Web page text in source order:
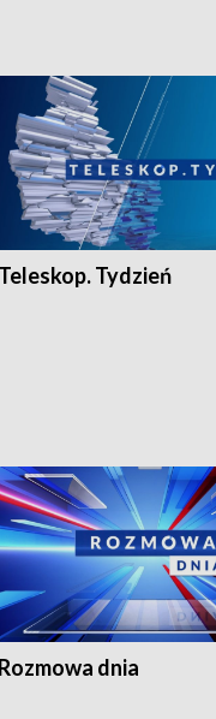
Teleskop. Tydzień
Rozmowa dnia